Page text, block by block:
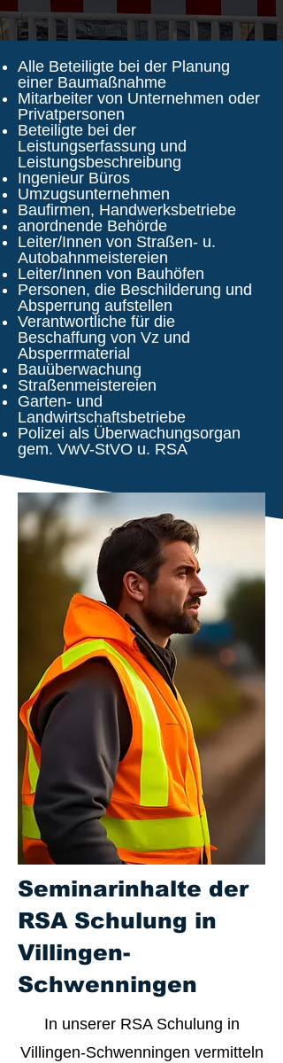
Alle Beteiligte bei der Planung
einer Baumaßnahme
Mitarbeiter von Unternehmen oder
Privatpersonen
Beteiligte bei der
Leistungserfassung und
Leistungsbeschreibung
Ingenieur Büros
Umzugsunternehmen
Baufirmen, Handwerksbetriebe
anordnende Behörde
Leiter/Innen von Straßen- u.
Autobahnmeistereien
Leiter/Innen von Bauhöfen
Personen, die Beschilderung und
Absperrung aufstellen
Verantwortliche für die
Beschaffung von Vz und
Absperrmaterial
Bauüberwachung
Straßenmeistereien
Garten- und
Landwirtschaftsbetriebe
Polizei als Überwachungsorgan
gem. VwV-StVO u. RSA
Seminarinhalte der
RSA Schulung in
Villingen-
Schwenningen
In unserer RSA Schulung in
Villingen-Schwenningen vermitteln